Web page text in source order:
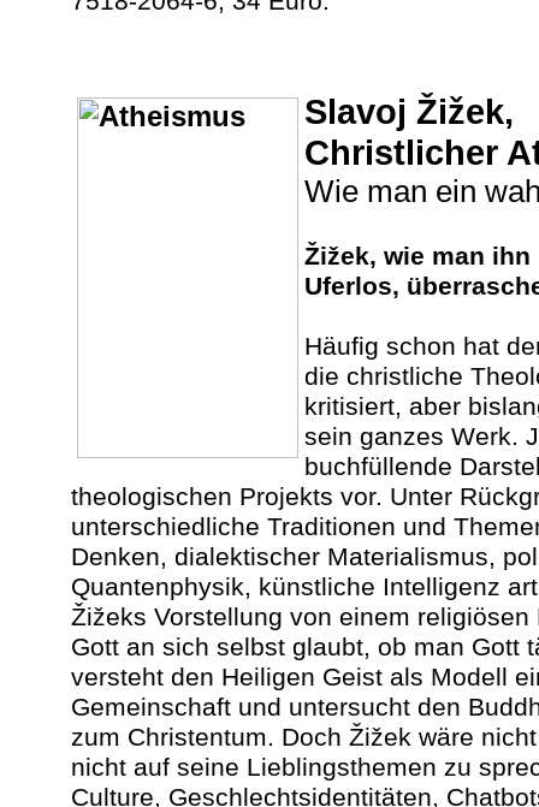
Slavoj Žižek,
Christlicher
Wie man ein
Žižek, wie man
Uferlos,
Häufig schon hat
die christliche
kritisiert, aber
sein ganzes Werk.
buchfüllende
theologischen Projekts vor. Unter
unterschiedliche Traditionen und
Denken, dialektischer Materialismus,
Quantenphysik, künstliche Intelligenz
Žižeks Vorstellung von einem
Gott an sich selbst glaubt, ob man Gott
versteht den Heiligen Geist als Modell
Gemeinschaft und untersucht den
zum Christentum. Doch Žižek wäre
nicht auf seine Lieblingsthemen zu
Culture, Geschlechtsidentitäten,